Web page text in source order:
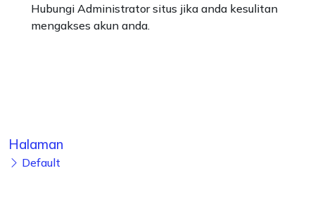
Hubungi Administrator situs jika anda kesulitan
mengakses akun anda.
Halaman
Default